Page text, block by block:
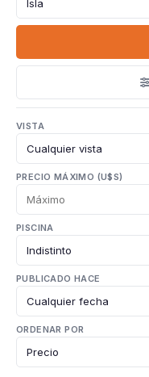
VISTA
PRECIO MÁXIMO (U$S)
PISCINA
PUBLICADO HACE
ORDENAR POR